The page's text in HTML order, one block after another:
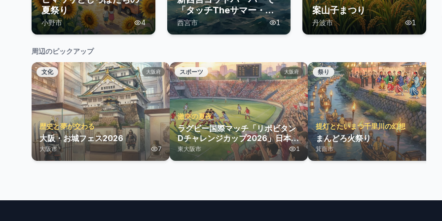
夏祭り
小野市 4
「タッチTheサマー・海
体験」開催
西宮市 1
案山子まつり
丹波市 1
周辺のピックアップ
文化 大阪府
歴史と夢が交わる
大阪・お城フェス2026
大阪市 7
スポーツ 大阪府
激突の夏夜
ラグビー国際マッチ「リポビタン
Dチャレンジカップ2026」日本代
表 vs オーストラリア代表
東大阪市 1
祭り 大阪府
提灯とたいまつ千里川の幻想
まんどろ火祭り
箕面市